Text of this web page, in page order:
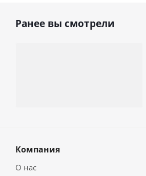
Ранее вы смотрели
Компания
О нас